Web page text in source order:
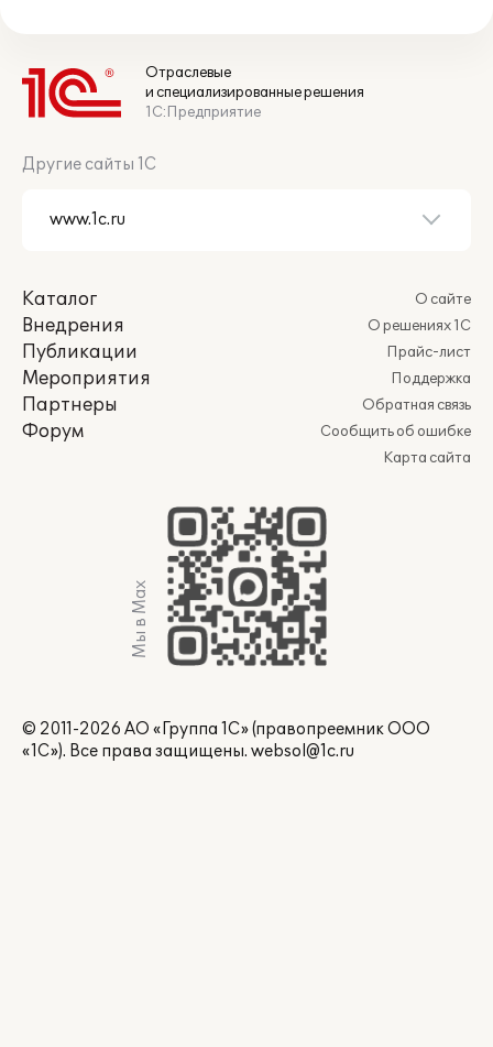
Отраслевые
и специализированные решения
1С:Предприятие
Другие сайты 1С
Каталог
Внедрения
Публикации
Мероприятия
Партнеры
Форум
О сайте
О решениях 1С
Прайс-лист
Поддержка
Обратная связь
Сообщить об ошибке
Карта сайта
Мы в Max
© 2011-2026 АО «Группа 1С» (правопреемник ООО
«1С»). Все права защищены. websol@1c.ru